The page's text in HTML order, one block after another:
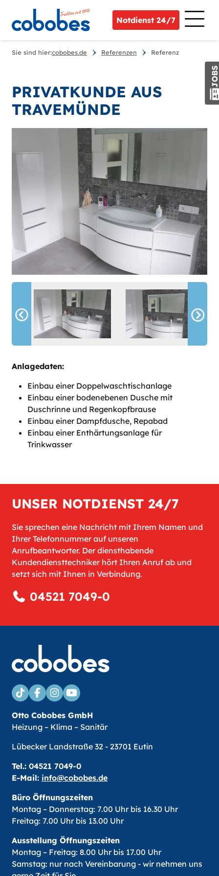
Notdienst 24/7
Sie sind hier:cobobes.de Referenzen Referenz
JOBS
PRIVATKUNDE AUS
TRAVEMÜNDE
Anlagedaten:
Einbau einer Doppelwaschtischanlage
Einbau einer bodenebenen Dusche mit
Duschrinne und Regenkopfbrause
Einbau einer Dampfdusche, Repabad
Einbau einer Enthärtungsanlage für
Trinkwasser
UNSER NOTDIENST 24/7
Sie sprechen eine Nachricht mit Ihrem Namen und
Ihrer Telefonnummer auf unseren
Anrufbeantworter. Der diensthabende
Kundendiensttechniker hört Ihren Anruf ab und
setzt sich mit Ihnen in Verbindung.
04521 7049-0
Otto Cobobes GmbH
Heizung – Klima – Sanitär
Lübecker Landstraße 32 - 23701 Eutin
Tel.: 04521 7049-0
E-Mail: info@cobobes.de
Büro Öffnungszeiten
Montag – Donnerstag: 7.00 Uhr bis 16.30 Uhr
Freitag: 7.00 Uhr bis 13.00 Uhr
Ausstellung Öffnungszeiten
Montag – Freitag: 8.00 Uhr bis 17.00 Uhr
Samstag: nur nach Vereinbarung - wir nehmen uns